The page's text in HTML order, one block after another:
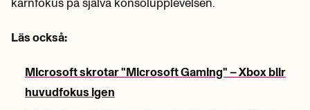
Läs också:
Microsoft skrotar "Microsoft Gaming" – Xbox blir
huvudfokus igen